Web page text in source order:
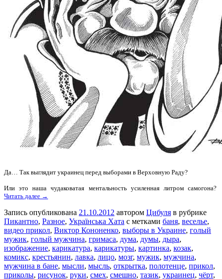
Да… Так выглядит украинец перед выборами в Верховную Раду?
Или это наша чудаковатая ментальность усиленная литром самогона?
Читать далее →
Запись опубликована 21.10.2012 автором Цибуля в рубрике
Пикантно, Разное, Українська Хата с метками баня, веселье,
видео прикол, Виктор Кононенко, выборы в Украине, голый
мужик, голый мужчина, гримаса, дума, думы, дыра,
изображение, карикатура, карикатуры, картинка, козак,
комикс, крестьянин, лавка, лицо, мозг, мужик, мужчина,
мужчина в бане, мысли, мысль, открытка, полотенце, прикол,
приколы, рисунок, руки, смех, смешно, тазик, украинец, чёрт,